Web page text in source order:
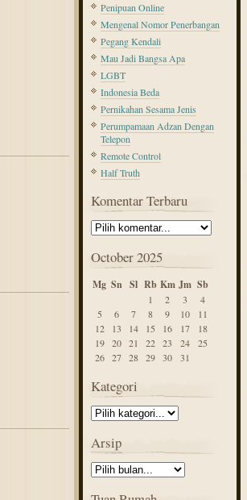
Penipuan Online
Mengenal Nomor Penerbangan
Pegang Kendali
Mau Jadi Bangsa Apa
LGBT
Indonesia Beda
Pernikahan Sesama Jenis
Perumpamaan Adzan Dengan
Telepon
Remote Control
Half Truth
Komentar Terbaru
October 2025
Mg Sn Sl Rb Km Jm Sb
1 2 3
4
5
6 7 8 9 10
11
12
13 14 15 16 17
18
19 20 21 22 23 24
25
26 27 28 29 30 31
Kategori
Arsip